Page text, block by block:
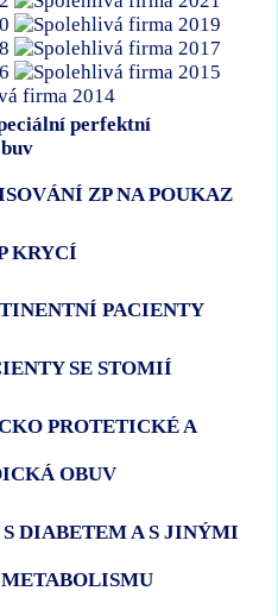
ZP NA POUKAZ
KRYCÍ
PACIENTY
SE STOMIÍ
PROTETICKÉ A
OBUV
S DIABETEM A S JINÝMI